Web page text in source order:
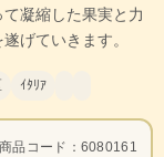
凝縮した果実と力
げていきます。
ｲﾀﾘｱ
商品コード：6080161